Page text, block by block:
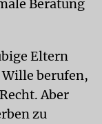
Beratung
Eltern
Wille berufen,
Aber
zu